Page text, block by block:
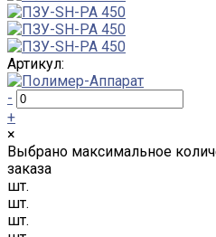
Артикул:
-
+
×
Выбрано максимальное
заказа
шт.
шт.
шт.